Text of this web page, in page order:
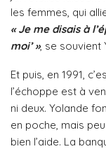
les femmes, qui
« Je me disais à
moi’ », se souvient
Et puis, en 1991,
l’échoppe est à
ni deux. Yolande
en poche, mais
bien l’aide. La